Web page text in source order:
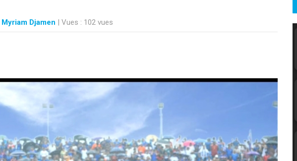
Myriam Djamen | Vues : 102 vues